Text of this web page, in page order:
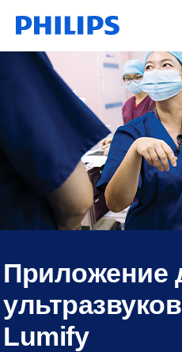
Приложение
Lumify